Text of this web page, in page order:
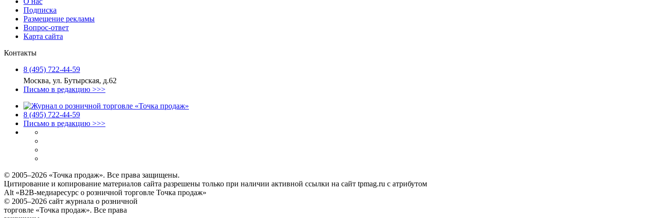
Подписка
Размещение рекламы
Вопрос-ответ
Карта сайта
Контакты
8 (495) 722‑44‑59
Москва, ул. Бутырская, д.62
Письмо в редакцию >>>
8 (495) 722‑44‑59
Письмо в редакцию >>>
© 2005–2026 «Точка продаж». Все права защищены.
Цитирование и копирование материалов сайта разрешены только при наличии активной ссылки на сайт tpmag.ru с атрибутом
Alt «B2B-медиаресурс о розничной торговле Точка продаж»
© 2005–2026 сайт журнала о розничной
торговле «Точка продаж». Все права